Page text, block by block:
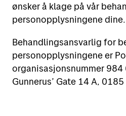
Posten Signering
ønsker å klage på vår
personopplysningene dine.
Behandlingsansvarlig for
personopplysningene er
organisasjonsnummer
Gunnerus’ Gate 14 A,